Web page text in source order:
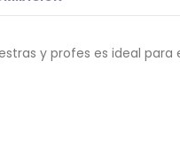
y profes es ideal